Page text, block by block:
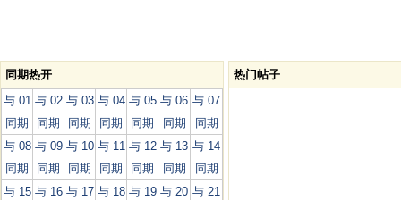
同期热开
与 01
同期
与 02
同期
与 03
同期
与 04
同期
与 05
同期
与 06
同期
与 07
同期
与 08
同期
与 09
同期
与 10
同期
与 11
同期
与 12
同期
与 13
同期
与 14
同期
与 15 与 16 与 17 与 18 与 19 与 20 与 21
热门帖子